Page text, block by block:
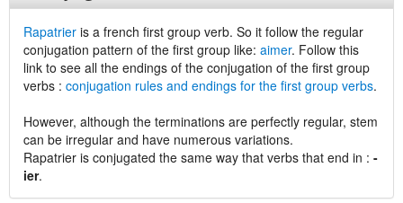
Rapatrier is a french first group verb. So it follow the regular
conjugation pattern of the first group like: aimer. Follow this
link to see all the endings of the conjugation of the first group
verbs : conjugation rules and endings for the first group verbs.
However, although the terminations are perfectly regular, stem
can be irregular and have numerous variations.
Rapatrier is conjugated the same way that verbs that end in : -
ier.